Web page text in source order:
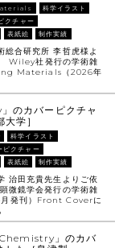
科学イラスト
クチャー
表紙絵 制作実績
総合研究所 李哲虎様よ
Wiley社発行の学術雑
Materials（2026年
のカバーピクチャ
学］
科学イラスト
ピクチャー
表紙絵 制作実績
治田充貴先生よりご依
微鏡学会発行の学術雑
発刊）Front Coverに
」のカバ